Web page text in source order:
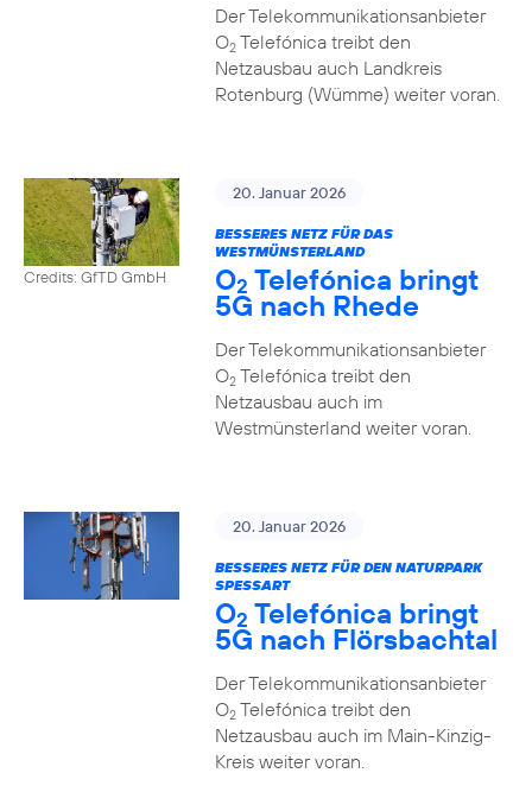
Der Telekommunikationsanbieter
O2Telefónica treibt den
Netzausbau auch Landkreis
Rotenburg (Wümme) weiter voran.
Credits: GfTD GmbH
20. Januar 2026
BESSERES NETZ FÜR DAS
WESTMÜNSTERLAND
O2 Telefónica bringt
5G nach Rhede
Der Telekommunikationsanbieter
O2Telefónica treibt den
Netzausbau auch im
Westmünsterland weiter voran.
20. Januar 2026
BESSERES NETZ FÜR DEN NATURPARK
SPESSART
O2 Telefónica bringt
5G nach Flörsbachtal
Der Telekommunikationsanbieter
O2Telefónica treibt den
Netzausbau auch im Main-Kinzig-
Kreis weiter voran.